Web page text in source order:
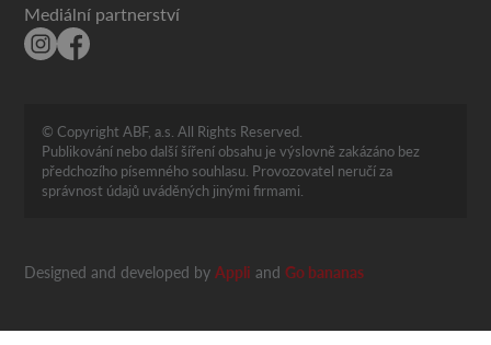
Mediální partnerství
© Copyright ABF, a.s. All Rights Reserved.
Publikování nebo další šíření obsahu je výslovně zakázáno bez
předchozího písemného souhlasu. Provozovatel neručí za
správnost údajů uváděných jinými firmami.
Designed and developed byAppli andGo bananas